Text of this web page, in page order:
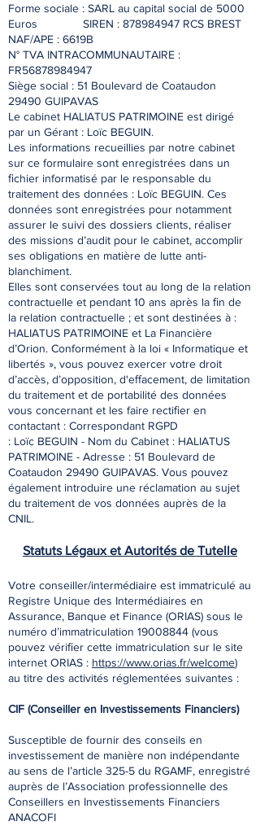
Forme sociale : SARL au capital social de 5000
Euros SIREN : 878984947 RCS BREST
NAF/APE : 6619B
N° TVA INTRACOMMUNAUTAIRE :
FR56878984947
Siège social : 51 Boulevard de Coataudon
29490 GUIPAVAS
Le cabinet HALIATUS PATRIMOINE est dirigé
par un Gérant : Loïc BEGUIN.
Les informations recueillies par notre cabinet
sur ce formulaire sont enregistrées dans un
ﬁchier informatisé par le responsable du
traitement des données : Loïc BEGUIN. Ces
données sont enregistrées pour notamment
assurer le suivi des dossiers clients, réaliser
des missions d’audit pour le cabinet, accomplir
ses obligations en matière de lutte anti-
blanchiment.
Elles sont conservées tout au long de la relation
contractuelle et pendant 10 ans après la ﬁn de
la relation contractuelle ; et sont destinées à :
HALIATUS PATRIMOINE et La Financière
d’Orion. Conformément à la loi « Informatique et
libertés », vous pouvez exercer votre droit
d’accès, d’opposition, d'eﬀacement, de limitation
du traitement et de portabilité des données
vous concernant et les faire rectiﬁer en
contactant : Correspondant RGPD
: Loïc BEGUIN - Nom du Cabinet : HALIATUS
PATRIMOINE - Adresse : 51 Boulevard de
Coataudon 29490 GUIPAVAS. Vous pouvez
également introduire une réclamation au sujet
du traitement de vos données auprès de la
CNIL.
Statuts Légaux et Autorités de Tutelle
Votre conseiller/intermédiaire est immatriculé au
Registre Unique des Intermédiaires en
Assurance, Banque et Finance (ORIAS) sous le
numéro d’immatriculation 19008844 (vous
pouvez vériﬁer cette immatriculation sur le site
internet ORIAS : https://www.orias.fr/welcome)
au titre des activités réglementées suivantes :
CIF (Conseiller en Investissements Financiers)
Susceptible de fournir des conseils en
investissement de manière non indépendante
au sens de l’article 325-5 du RGAMF, enregistré
auprès de l’Association professionnelle des
Conseillers en Investissements Financiers
ANACOFI